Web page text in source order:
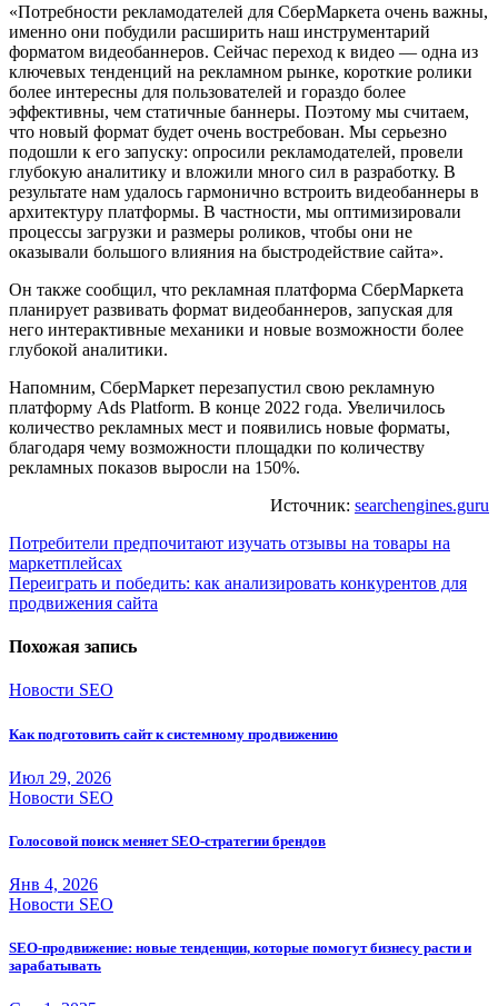
«Потребности рекламодателей для СберМаркета очень важны,
именно они побудили расширить наш инструментарий
форматом видеобаннеров. Сейчас переход к видео — одна из
ключевых тенденций на рекламном рынке, короткие ролики
более интересны для пользователей и гораздо более
эффективны, чем статичные баннеры. Поэтому мы считаем,
что новый формат будет очень востребован. Мы серьезно
подошли к его запуску: опросили рекламодателей, провели
глубокую аналитику и вложили много сил в разработку. В
результате нам удалось гармонично встроить видеобаннеры в
архитектуру платформы. В частности, мы оптимизировали
процессы загрузки и размеры роликов, чтобы они не
оказывали большого влияния на быстродействие сайта».
Он также сообщил, что рекламная платформа СберМаркета
планирует развивать формат видеобаннеров, запуская для
него интерактивные механики и новые возможности более
глубокой аналитики.
Напомним, СберМаркет перезапустил свою рекламную
платформу Ads Platform. В конце 2022 года. Увеличилось
количество рекламных мест и появились новые форматы,
благодаря чему возможности площадки по количеству
рекламных показов выросли на 150%.
Источник: searchengines.guru
Навигация
по
записям
Потребители предпочитают изучать отзывы на товары на
маркетплейсах
Переиграть и победить: как анализировать конкурентов для
продвижения сайта
Похожая запись
Новости SEO
Как подготовить сайт к системному продвижению
Июл 29, 2026
Новости SEO
Голосовой поиск меняет SEO-стратегии брендов
Янв 4, 2026
Новости SEO
SEO-продвижение: новые тенденции, которые помогут бизнесу расти и
зарабатывать